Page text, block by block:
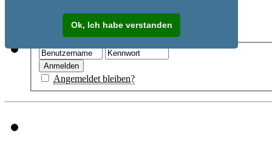
Ok, Ich habe verstanden
Registrieren
Angemeldet bleiben?